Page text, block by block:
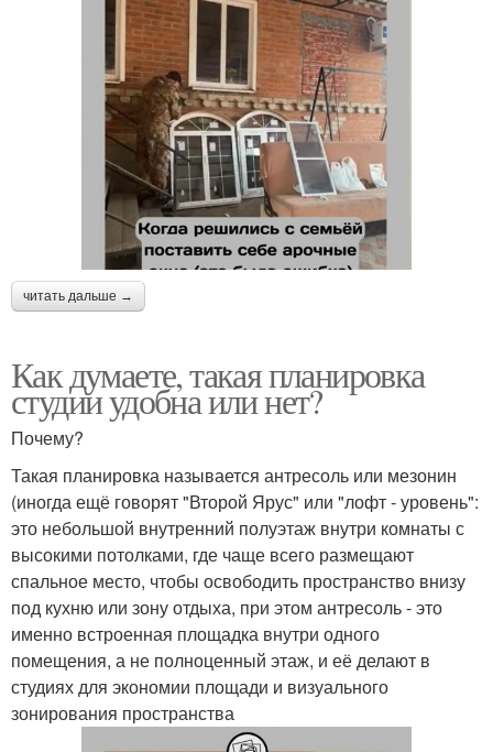
читать дальше →
Как думаете, такая планировка
студии удобна или нет?
Почему?
Такая планировка называется антресоль или мезонин
(иногда ещё говорят "Второй Ярус" или "лофт - уровень":
это небольшой внутренний полуэтаж внутри комнаты с
высокими потолками, где чаще всего размещают
спальное место, чтобы освободить пространство внизу
под кухню или зону отдыха, при этом антресоль - это
именно встроенная площадка внутри одного
помещения, а не полноценный этаж, и её делают в
студиях для экономии площади и визуального
зонирования пространства